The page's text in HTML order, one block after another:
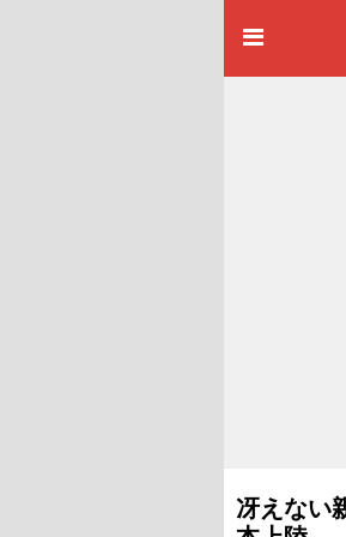
冴えない